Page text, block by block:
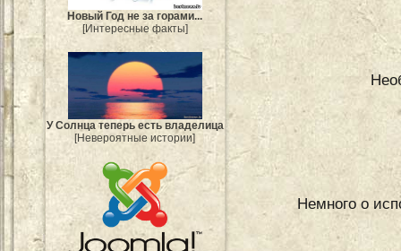
Новый Год не за горами...
[Интересные факты]
У Солнца теперь есть владелица
[Невероятные истории]
Немного о